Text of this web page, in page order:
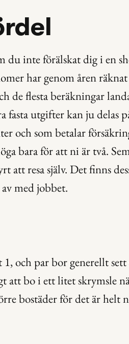
du inte förälskat dig i en
har genom åren
de flesta beräkningar
fasta utgifter kan ju delas
och som betalar
bara för att ni är två.
att resa själv. Det finns
med jobbet.
och par bor generellt sett
att bo i ett litet skrymsle
bostäder för det är helt